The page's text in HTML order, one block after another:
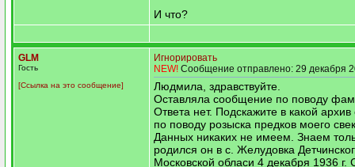
И что?
GLM
Гость
[Ссылка на это сообщение]
Игнорировать
NEW! Сообщение отправлено: 29 декабря
Людмила, здравствуйте.
Оставляла сообщение по поводу
Ответа нет. Подскажите в какой архив
по поводу розыска предков моего
Данных никаких не имеем. Знаем
родился он в с. Желудовка
Московской обласи 4 декабря 1936 г.